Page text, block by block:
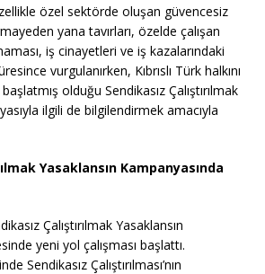
özel sektörde oluşan güvencesiz
yana tavırları, özelde çalışan
iş cinayetleri ve iş kazalarındaki
vurgulanırken, Kıbrıslı Türk halkını
başlatmış olduğu Sendikasız Çalıştırılmak
ilgili de bilgilendirmek amacıyla
Yasaklansın Kampanyasında
Çalıştırılmak Yasaklansın
yeni yol çalışması başlattı.
Sendikasız Çalıştırılması’nın